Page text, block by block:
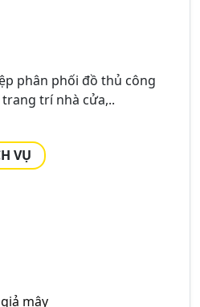
phân phối đồ thủ công
trí nhà cửa,..
VỤ
mây